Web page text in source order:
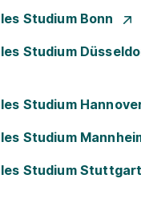
Studium Bonn
Studium
Studium
Studium
Studium Stuttgart